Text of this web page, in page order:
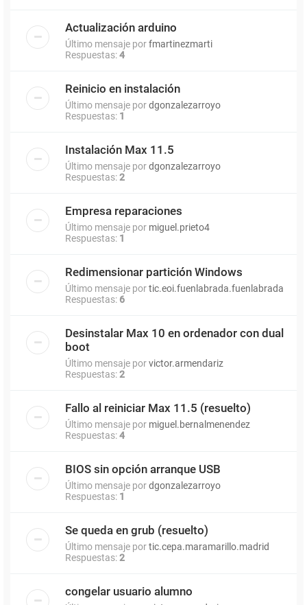
Actualización arduino
Último mensaje porfmartinezmarti
Respuestas:4
Reinicio en instalación
Último mensaje pordgonzalezarroyo
Respuestas: 1
Instalación Max 11.5
Último mensaje pordgonzalezarroyo
Respuestas:2
Empresa reparaciones
Último mensaje por miguel.prieto4
Respuestas: 1
Redimensionar partición Windows
Último mensaje portic.eoi.fuenlabrada.fuenlabrada
Respuestas: 6
Desinstalar Max 10 en ordenador con dual
boot
Último mensaje porvictor.armendariz
Respuestas:2
Fallo al reiniciar Max 11.5 (resuelto)
Último mensaje por miguel.bernalmenendez
Respuestas:4
BIOS sin opción arranque USB
Último mensaje pordgonzalezarroyo
Respuestas: 1
Se queda en grub (resuelto)
Último mensaje portic.cepa.maramarillo.madrid
Respuestas:2
congelar usuario alumno